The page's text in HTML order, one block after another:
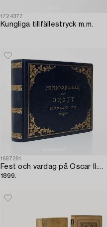
1724377
Kungliga tillfällestryck m.m.
1697291
Fest och vardag på Oscar II:s Drott,
1899.